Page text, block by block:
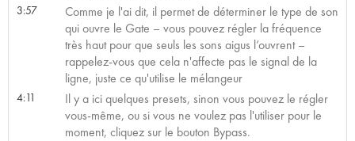
3:57
Comme je l'ai dit, il permet de déterminer le type de son
qui ouvre le Gate – vous pouvez régler la fréquence
très haut pour que seuls les sons aigus l’ouvrent –
rappelez-vous que cela n'affecte pas le signal de la
ligne, juste ce qu'utilise le mélangeur
4:11
Il y a ici quelques presets, sinon vous pouvez le régler
vous-même, ou si vous ne voulez pas l'utiliser pour le
moment, cliquez sur le bouton Bypass.